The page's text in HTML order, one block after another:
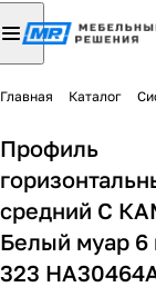
Главная Каталог
Профиль
средний С
Белый муар 6
323